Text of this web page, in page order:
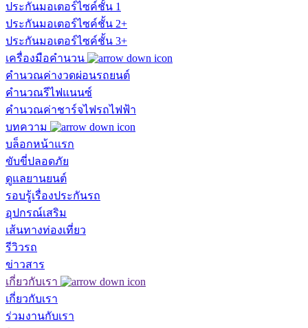
ประกันมอเตอร์ไซค์ชั้น 1
ประกันมอเตอร์ไซค์ชั้น 2+
ประกันมอเตอร์ไซค์ชั้น 3+
เครื่องมือคำนวน
คำนวณค่างวดผ่อนรถยนต์
คำนวณรีไฟแนนซ์
คำนวณค่าชาร์จไฟรถไฟฟ้า
บทความ
บล็อกหน้าแรก
ขับขี่ปลอดภัย
ดูแลยานยนต์
รอบรู้เรื่องประกันรถ
อุปกรณ์เสริม
เส้นทางท่องเที่ยว
รีวิวรถ
ข่าวสาร
เกี่ยวกับเรา
เกี่ยวกับเรา
ร่วมงานกับเรา